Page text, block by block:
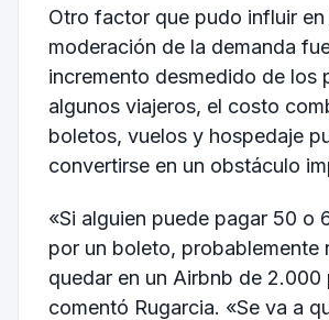
Otro factor que pudo influir en
moderación de la demanda
incremento desmedido de los
algunos viajeros, el costo
boletos, vuelos y hospedaje
convertirse en un obstáculo
«Si alguien puede pagar 50 o
por un boleto, probablemente
quedar en un Airbnb de 2.000
comentó Rugarcia. «Se va a